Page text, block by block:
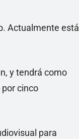
Actualmente está
y tendrá como
cinco
para